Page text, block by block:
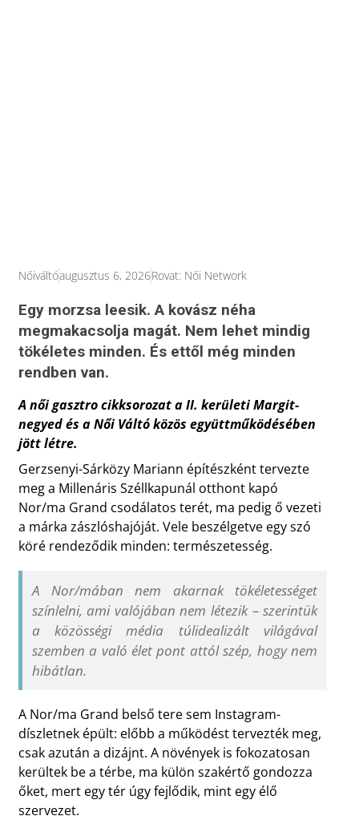
Nőiváltóaugusztus 6, 2026Rovat: Női Network
Egy morzsa leesik. A kovász néha
megmakacsolja magát. Nem lehet mindig
tökéletes minden. És ettől még minden
rendben van.
A női gasztro cikksorozat a II. kerületi Margit-
negyed és a Női Váltó közös együttműködésében
jött létre.
Gerzsenyi-Sárközy Mariann építészként tervezte
meg a Millenáris Széllkapunál otthont kapó
Nor/ma Grand csodálatos terét, ma pedig ő vezeti
a márka zászlóshajóját. Vele beszélgetve egy szó
köré rendeződik minden: természetesség.
A Nor/mában nem akarnak tökéletességet
színlelni, ami valójában nem létezik – szerintük
a közösségi média túlidealizált világával
szemben a való élet pont attól szép, hogy nem
hibátlan.
A Nor/ma Grand belső tere sem Instagram-
díszletnek épült: előbb a működést tervezték meg,
csak azután a dizájnt. A növények is fokozatosan
kerültek be a térbe, ma külön szakértő gondozza
őket, mert egy tér úgy fejlődik, mint egy élő
szervezet.